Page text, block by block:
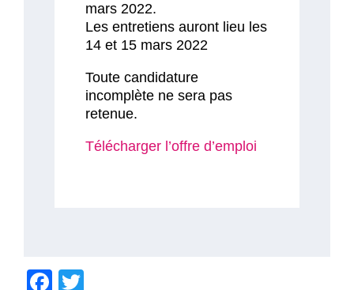
mars 2022.
Les entretiens auront lieu les
14 et 15 mars 2022
Toute candidature
incomplète ne sera pas
retenue.
Télécharger l’offre d’emploi
F